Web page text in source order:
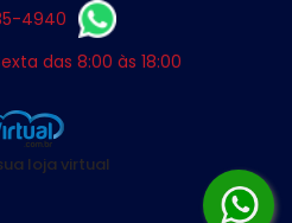
4940
das 8:00 às 18:00
loja virtual